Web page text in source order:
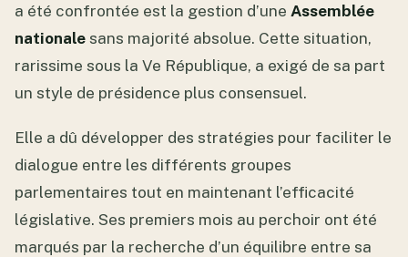
a été confrontée est la gestion d’une Assemblée
nationale sans majorité absolue. Cette situation,
rarissime sous la Ve République, a exigé de sa part
un style de présidence plus consensuel.
Elle a dû développer des stratégies pour faciliter le
dialogue entre les différents groupes
parlementaires tout en maintenant l’efficacité
législative. Ses premiers mois au perchoir ont été
marqués par la recherche d’un équilibre entre sa